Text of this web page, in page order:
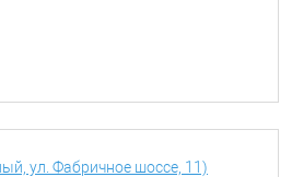
ул. Фабричное шоссе, 11)